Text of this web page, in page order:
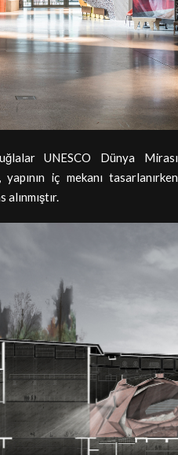
UNESCO Dünya Mirası
iç mekanı tasarlanırken